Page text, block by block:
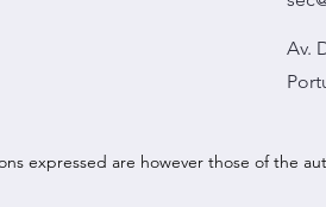
Av.
expressed are however those of the